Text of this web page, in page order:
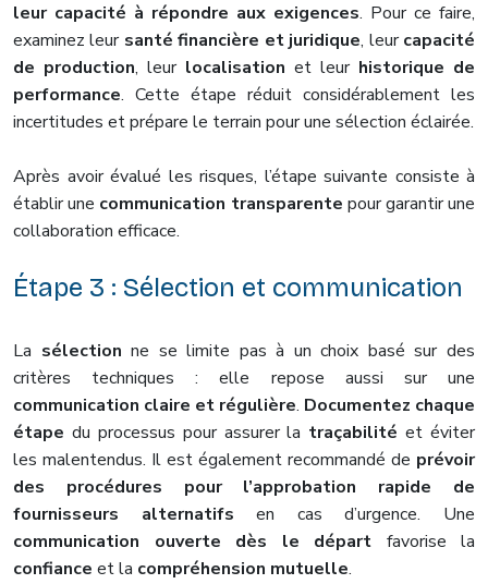
leur capacité à répondre aux exigences. Pour ce faire,
examinez leur santé financière et juridique, leurcapacité
de production, leur localisation et leur historique de
performance. Cette étape réduit considérablement les
incertitudes et prépare le terrain pour une sélection éclairée.
Après avoir évalué les risques, l’étape suivante consiste à
établir une communication transparente pour garantir une
collaboration efficace.
Étape 3 : Sélection et communication
La sélection ne se limite pas à un choix basé sur des
critères techniques : elle repose aussi sur une
communication claire et régulière. Documentez chaque
étape du processus pour assurer la traçabilité et éviter
les malentendus. Il est également recommandé de prévoir
des procédures pour l’approbation rapide de
fournisseurs alternatifs en cas d’urgence. Une
communication ouverte dès le départ favorise la
confiance et la compréhension mutuelle.